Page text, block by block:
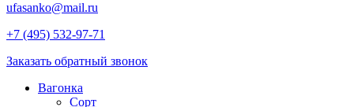
ufasanko@mail.ru
+7 (495) 532-97-71
Заказать обратный звонок
Вагонка
Сорт